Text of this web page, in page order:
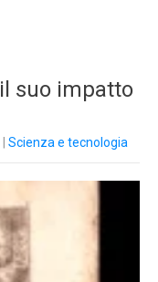
il suo impatto
Scienza e tecnologia